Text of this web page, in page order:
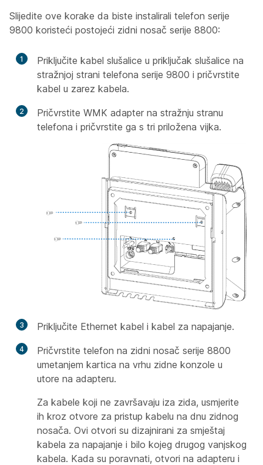
Slijedite ove korake da biste instalirali telefon serije
9800 koristeći postojeći zidni nosač serije 8800:
1
Priključite kabel slušalice u priključak slušalice na
stražnjoj strani telefona serije 9800 i pričvrstite
kabel u zarez kabela.
2
Pričvrstite WMK adapter na stražnju stranu
telefona i pričvrstite ga s tri priložena vijka.
3 Priključite Ethernet kabel i kabel za napajanje.
4
Pričvrstite telefon na zidni nosač serije 8800
umetanjem kartica na vrhu zidne konzole u
utore na adapteru.
Za kabele koji ne završavaju iza zida, usmjerite
ih kroz otvore za pristup kabelu na dnu zidnog
nosača. Ovi otvori su dizajnirani za smještaj
kabela za napajanje i bilo kojeg drugog vanjskog
kabela. Kada su poravnati, otvori na adapteru i